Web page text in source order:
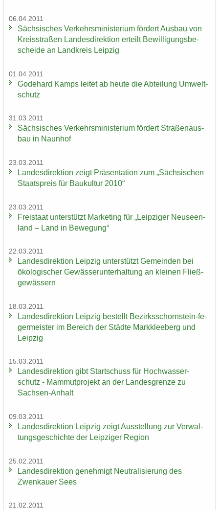
06.04.2011
Säch­si­sches Ver­kehrs­mi­nis­te­ri­um för­dert Aus­bau von
Kreis­stra­ßen Lan­des­di­rek­ti­on er­teilt Be­wil­li­gungs­be­
schei­de an Land­kreis Leip­zig
01.04.2011
Go­de­hard Kamps lei­tet ab heute die Ab­tei­lung Um­welt­
schutz
31.03.2011
Säch­si­sches Ver­kehrs­mi­nis­te­ri­um för­dert Stra­ßen­aus­
bau in Naun­hof
23.03.2011
Lan­des­di­rek­ti­on zeigt Prä­sen­ta­ti­on zum „Säch­si­schen
Staats­preis für Bau­kul­tur 2010“
23.03.2011
Frei­staat un­ter­stützt Mar­ke­ting für „Leip­zi­ger Neu­seen­
land – Land in Be­we­gung“
22.03.2011
Lan­des­di­rek­ti­on Leip­zig un­ter­stützt Ge­mein­den bei
öko­lo­gi­scher Ge­wäs­ser­un­ter­hal­tung an klei­nen Fließ­
ge­wäs­sern
18.03.2011
Lan­des­di­rek­ti­on Leip­zig be­stellt Bezirksschornstein-​ fe­
ger­meis­ter im Be­reich der Städ­te Mark­klee­berg und
Leip­zig
15.03.2011
Lan­des­di­rek­ti­on gibt Start­schuss für Hoch­was­ser­
schutz - Mam­mut­pro­jekt an der Lan­des­gren­ze zu
Sachsen-​Anhalt
09.03.2011
Lan­des­di­rek­ti­on Leip­zig zeigt Aus­stel­lung zur Ver­wal­
tungs­ge­schich­te der Leip­zi­ger Re­gi­on
25.02.2011
Lan­des­di­rek­ti­on ge­neh­migt Neu­tra­li­sie­rung des
Zwenkau­er Sees
21.02.2011